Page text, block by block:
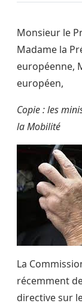
Monsieur le
Madame la
européenne,
européen,
Copie : les
la Mobilité
La
récemment
directive sur